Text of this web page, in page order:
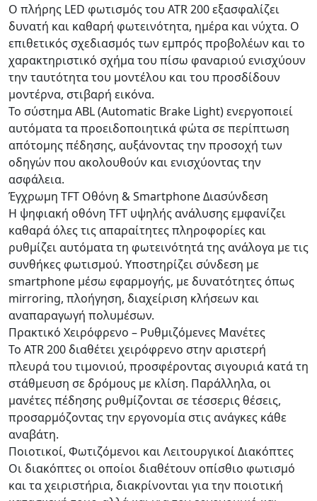
Ο πλήρης LED φωτισμός του ATR 200 εξασφαλίζει
δυνατή και καθαρή φωτεινότητα, ημέρα και νύχτα. Ο
επιθετικός σχεδιασμός των εμπρός προβολέων και το
χαρακτηριστικό σχήμα του πίσω φαναριού ενισχύουν
την ταυτότητα του μοντέλου και του προσδίδουν
μοντέρνα, στιβαρή εικόνα.
Το σύστημα ABL (Automatic Brake Light) ενεργοποιεί
αυτόματα τα προειδοποιητικά φώτα σε περίπτωση
απότομης πέδησης, αυξάνοντας την προσοχή των
οδηγών που ακολουθούν και ενισχύοντας την
ασφάλεια.
Έγχρωμη TFT Οθόνη & Smartphone Διασύνδεση
Η ψηφιακή οθόνη TFT υψηλής ανάλυσης εμφανίζει
καθαρά όλες τις απαραίτητες πληροφορίες και
ρυθμίζει αυτόματα τη φωτεινότητά της ανάλογα με τις
συνθήκες φωτισμού. Υποστηρίζει σύνδεση με
smartphone μέσω εφαρμογής, με δυνατότητες όπως
mirroring, πλοήγηση, διαχείριση κλήσεων και
αναπαραγωγή πολυμέσων.
Πρακτικό Χειρόφρενο – Ρυθμιζόμενες Μανέτες
Το ATR 200 διαθέτει χειρόφρενο στην αριστερή
πλευρά του τιμονιού, προσφέροντας σιγουριά κατά τη
στάθμευση σε δρόμους με κλίση. Παράλληλα, οι
μανέτες πέδησης ρυθμίζονται σε τέσσερις θέσεις,
προσαρμόζοντας την εργονομία στις ανάγκες κάθε
αναβάτη.
Ποιοτικοί, Φωτιζόμενοι και Λειτουργικοί Διακόπτες
Οι διακόπτες οι οποίοι διαθέτουν οπίσθιο φωτισμό
και τα χειριστήρια, διακρίνονται για την ποιοτική